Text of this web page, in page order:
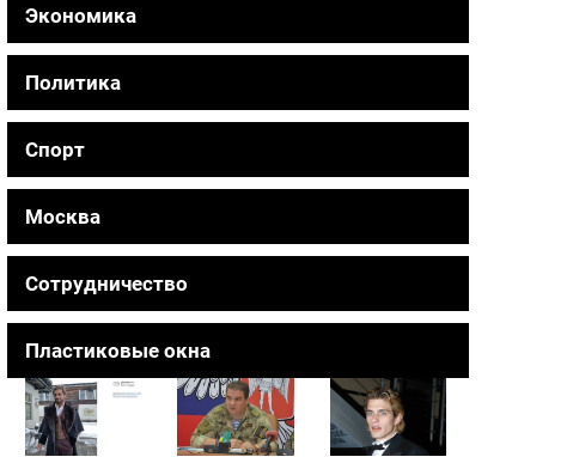
Экономика
Политика
Спорт
Москва
Сотрудничество
Пластиковые окна